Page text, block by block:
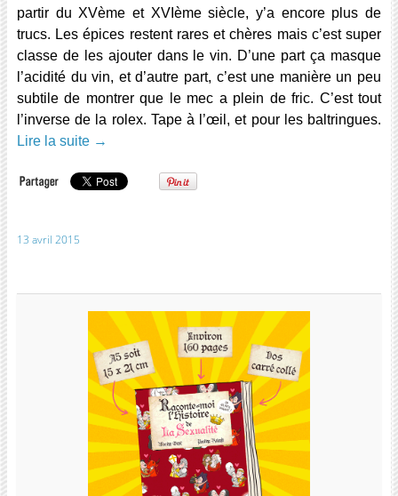
partir du XVème et XVIème siècle, y’a encore plus de
trucs. Les épices restent rares et chères mais c’est super
classe de les ajouter dans le vin. D’une part ça masque
l’acidité du vin, et d’autre part, c’est une manière un peu
subtile de montrer que le mec a plein de fric. C’est tout
l’inverse de la rolex. Tape à l’œil, et pour les baltringues.
Lire la suite →
13 avril 2015